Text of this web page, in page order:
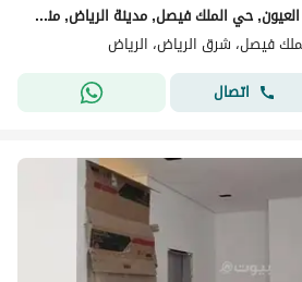
فيلا للبيع في شارع ابن أبي العيون, حي الملك فيصل, مدينة الرياض, منطقة الرياض
فيصل، شرق الرياض، الرياض
اتصال